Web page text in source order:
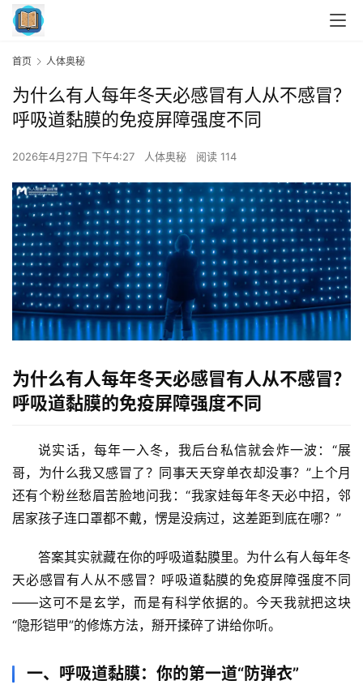
首页 人体奥秘
为什么有人每年冬天必感冒有人从不感冒？
呼吸道黏膜的免疫屏障强度不同
2026年4月27日 下午4:27 人体奥秘 阅读 114
为什么有人每年冬天必感冒有人从不感冒？
呼吸道黏膜的免疫屏障强度不同
说实话，每年一入冬，我后台私信就会炸一波：“展
哥，为什么我又感冒了？同事天天穿单衣却没事？”上个月
还有个粉丝愁眉苦脸地问我：“我家娃每年冬天必中招，邻
居家孩子连口罩都不戴，愣是没病过，这差距到底在哪？”
答案其实就藏在你的呼吸道黏膜里。 为什么有人每年冬
天必感冒有人从不感冒？呼吸道黏膜的免疫屏障强度不同
——这可不是玄学，而是有科学依据的。今天我就把这块
“隐形铠甲”的修炼方法，掰开揉碎了讲给你听。
一、呼吸道黏膜：你的第一道“防弹衣”